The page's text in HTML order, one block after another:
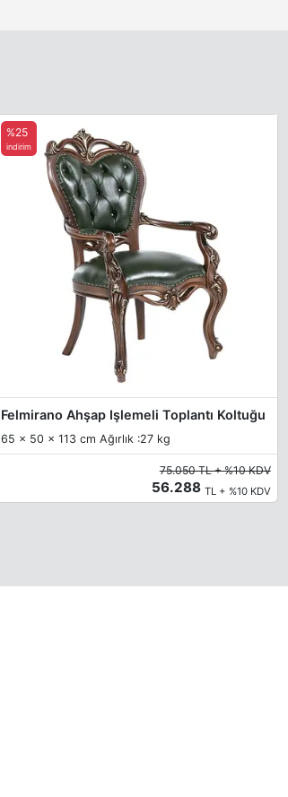
Felmirano Ahşap Işlemeli Toplantı Koltuğu
65 x 50 x 113 cm Ağırlık :27 kg
%25
indirim
75.050 TL + %10 KDV
56.288 TL + %10 KDV